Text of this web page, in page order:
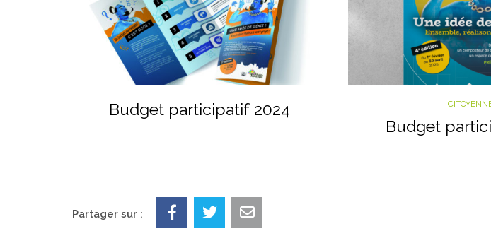
Budget participatif 2024
Budget
Partager sur :